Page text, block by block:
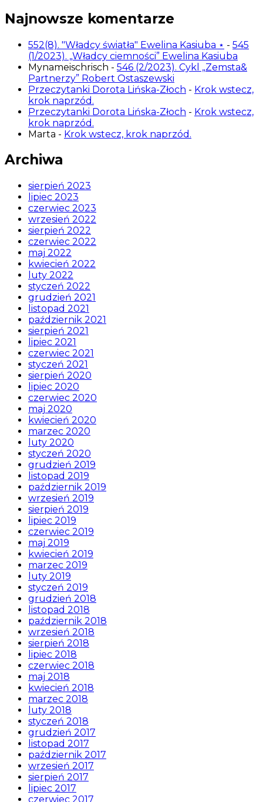
Najnowsze komentarze
552(8). "Władcy światła" Ewelina Kasiuba ⋆ - 545
(1/2023). „Władcy ciemności” Ewelina Kasiuba
Mynameischrisch - 546 (2/2023). Cykl „Zemsta&
Partnerzy” Robert Ostaszewski
Przeczytanki Dorota Lińska-Złoch - Krok wstecz,
krok naprzód.
Przeczytanki Dorota Lińska-Złoch - Krok wstecz,
krok naprzód.
Marta - Krok wstecz, krok naprzód.
Archiwa
sierpień 2023
lipiec 2023
czerwiec 2023
wrzesień 2022
sierpień 2022
czerwiec 2022
maj 2022
kwiecień 2022
luty 2022
styczeń 2022
grudzień 2021
listopad 2021
październik 2021
sierpień 2021
lipiec 2021
czerwiec 2021
styczeń 2021
sierpień 2020
lipiec 2020
czerwiec 2020
maj 2020
kwiecień 2020
marzec 2020
luty 2020
styczeń 2020
grudzień 2019
listopad 2019
październik 2019
wrzesień 2019
sierpień 2019
lipiec 2019
czerwiec 2019
maj 2019
kwiecień 2019
marzec 2019
luty 2019
styczeń 2019
grudzień 2018
listopad 2018
październik 2018
wrzesień 2018
sierpień 2018
lipiec 2018
czerwiec 2018
maj 2018
kwiecień 2018
marzec 2018
luty 2018
styczeń 2018
grudzień 2017
listopad 2017
październik 2017
wrzesień 2017
sierpień 2017
lipiec 2017
czerwiec 2017